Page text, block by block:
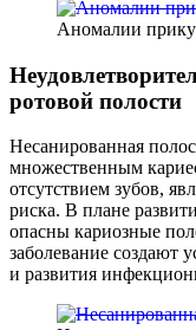
Аномалии
ротовой полости
Несанированная
множественным
отсутствием зубов,
риска. В плане
опасны кариозные
заболевание создают
и развития